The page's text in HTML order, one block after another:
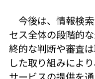
今後は、情報検
セス全体の段階的
終的な判断や審査
した取り組みによ